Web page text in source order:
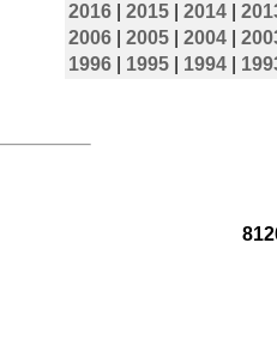
2016
2015 2014
2006
2005 2004
1996
1995 1994